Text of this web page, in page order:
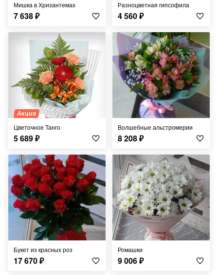
Мишка в Хризантемах
7 638₽
Разноцветная гипсофила
4 560₽
Акция
Цветочное Танго
5 689₽
Волшебные альстромерии
8 208₽
Букет из красных роз
17 670₽
Ромашки
9 006₽